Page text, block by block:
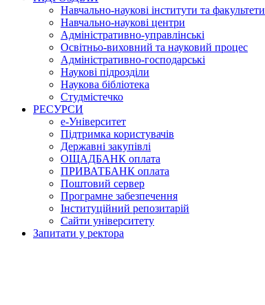
Навчально-наукові інститути та факультети
Навчально-наукові центри
Адміністративно-управлінські
Освітньо-виховний та науковий процес
Адміністративно-господарські
Наукові підрозділи
Наукова бібліотека
Студмістечко
РЕСУРСИ
е-Університет
Підтримка користувачів
Державні закупівлі
ОЩАДБАНК оплата
ПРИВАТБАНК оплата
Поштовий сервер
Програмне забезпечення
Інституційний репозитарій
Сайти університету
Запитати у ректора